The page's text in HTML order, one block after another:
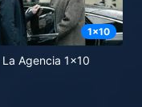
1x10
La Agencia 1x10